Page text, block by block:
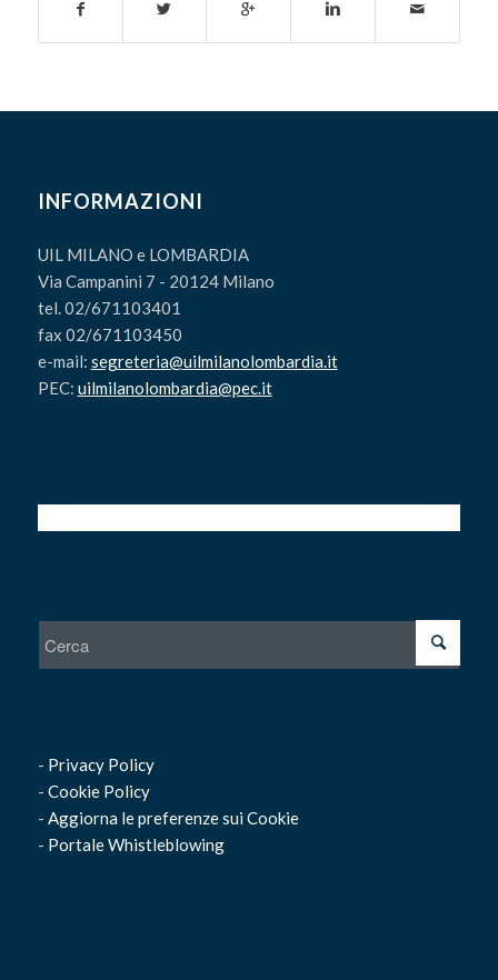
INFORMAZIONI
UIL MILANO e LOMBARDIA
Via Campanini 7 - 20124 Milano
tel. 02/671103401
fax 02/671103450
e-mail: segreteria@uilmilanolombardia.it
PEC: uilmilanolombardia@pec.it
- Privacy Policy
- Cookie Policy
- Aggiorna le preferenze sui Cookie
- Portale Whistleblowing